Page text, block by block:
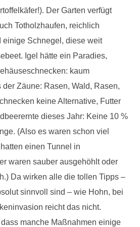
Der Garten verfügt
Totholzhaufen, reichlich
einige Schnegel, diese weit
Igel hätte ein Paradies,
kaum
Zäune: Rasen, Wald, Rasen,
keine Alternative, Futter
dieses Jahr: Keine 10 %
(Also es waren schon viel
einen Tunnel in
waren sauber ausgehöhlt oder
Da wirken alle die tollen Tipps –
sinnvoll sind – wie Hohn, bei
reicht das nicht.
manche Maßnahmen einige